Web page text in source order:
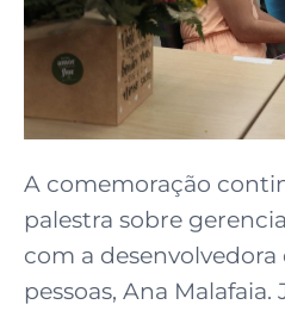
A comemoração
palestra sobre
com a desenvolvedora
pessoas, Ana